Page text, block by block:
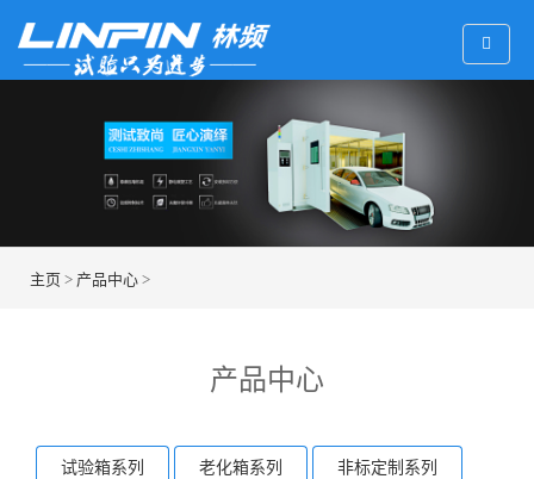
主页 > 产品中心 >
产品中心
试验箱系列 老化箱系列 非标定制系列